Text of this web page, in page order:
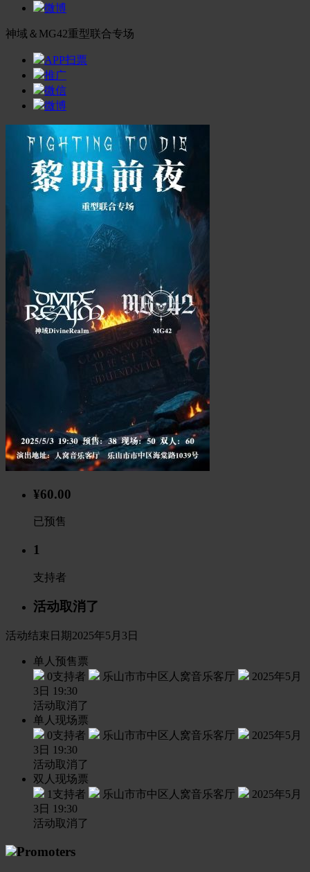
微博
神域＆MG42重型联合专场
APP扫票
推广
微信
微博
¥60.00
已预售
1
支持者
活动取消了
活动结束日期2025年5月3日
单人预售票
0支持者
乐山市市中区人窝音乐客厅
2025年5月
3日 19:30
活动取消了
单人现场票
0支持者
乐山市市中区人窝音乐客厅
2025年5月
3日 19:30
活动取消了
双人现场票
1支持者
乐山市市中区人窝音乐客厅
2025年5月
3日 19:30
活动取消了
Promoters